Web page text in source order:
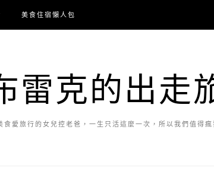
美食住宿懶人包
雷克的出走
食愛旅行的女兒控老爸，一生只活這麼一次，所以我們值得